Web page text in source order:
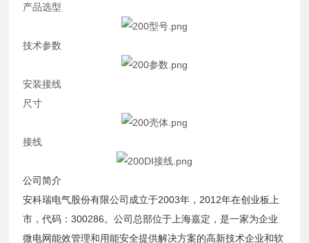
产品选型
技术参数
安装接线
尺寸
接线
公司简介
安科瑞电气股份有限公司成立于2003年，2012年在创业板上
市，代码：300286。公司总部位于上海嘉定，是一家为企业
微电网能效管理和用能安全提供解决方案的高新技术企业和软